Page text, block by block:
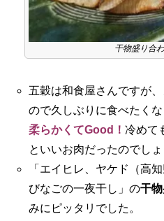
干物盛り合
五穀は和食屋さんですが
ので久しぶりに食べたくな
柔らかくてGood！ 冷めて
といいお肉だったのでし
「エイヒレ、ヤケド（高
びなごの一夜干し」の干
みにピッタリでした。